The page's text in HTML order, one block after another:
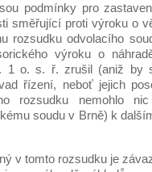
podmínky pro
směřující proti výroku o
rozsudku odvolacího
výroku o
1 o. s. ř. zrušil (aniž by
řízení, neboť jejich
rozsudku nemohlo
soudu v Brně) k
v tomto rozsudku je